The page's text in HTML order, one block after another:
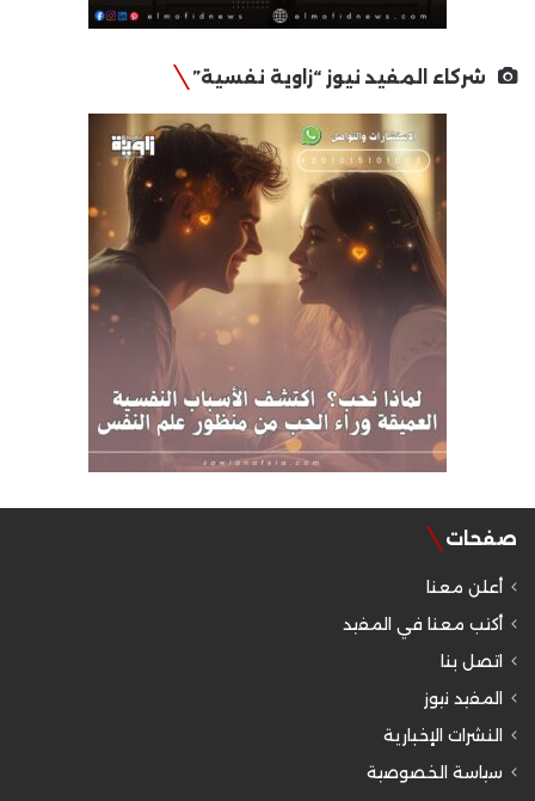
شركاء المفيد نيوز “زاوية نفسية”
صفحات
أعلن معنا
أكتب معنا في المفيد
اتصل بنا
المفيد نيوز
النشرات الإخبارية
سياسة الخصوصية